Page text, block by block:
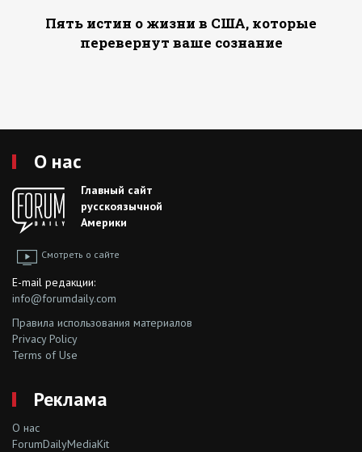
Пять истин о жизни в США, которые
перевернут ваше сознание
О нас
Главный сайт
русскоязычной
Америки
Смотреть о сайте
E-mail редакции:
info@forumdaily.com
Правила использования материалов
Privacy Policy
Terms of Use
Реклама
О нас
ForumDailyMediaKit